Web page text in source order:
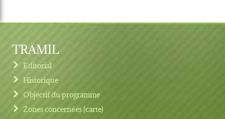
TRAMIL
Editorial
Historique
Objectif du programme
Zones concernées (carte)